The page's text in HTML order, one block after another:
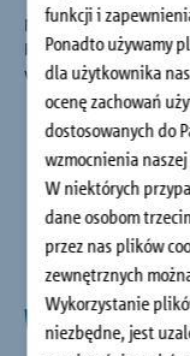
funkcji i
Ponadto używamy
dla użytkownika
ocenę zachowań
dostosowanych do
wzmocnienia
W niektórych
dane osobom
przez nas plików
zewnętrznych
Wykorzystanie
niezbędne, jest
Obiekty
Budownictwo
O firmie
Doradztwo i
Nasi specjaliści są
Państwem. Proszę
wiedza jest Państwa
Webinaria